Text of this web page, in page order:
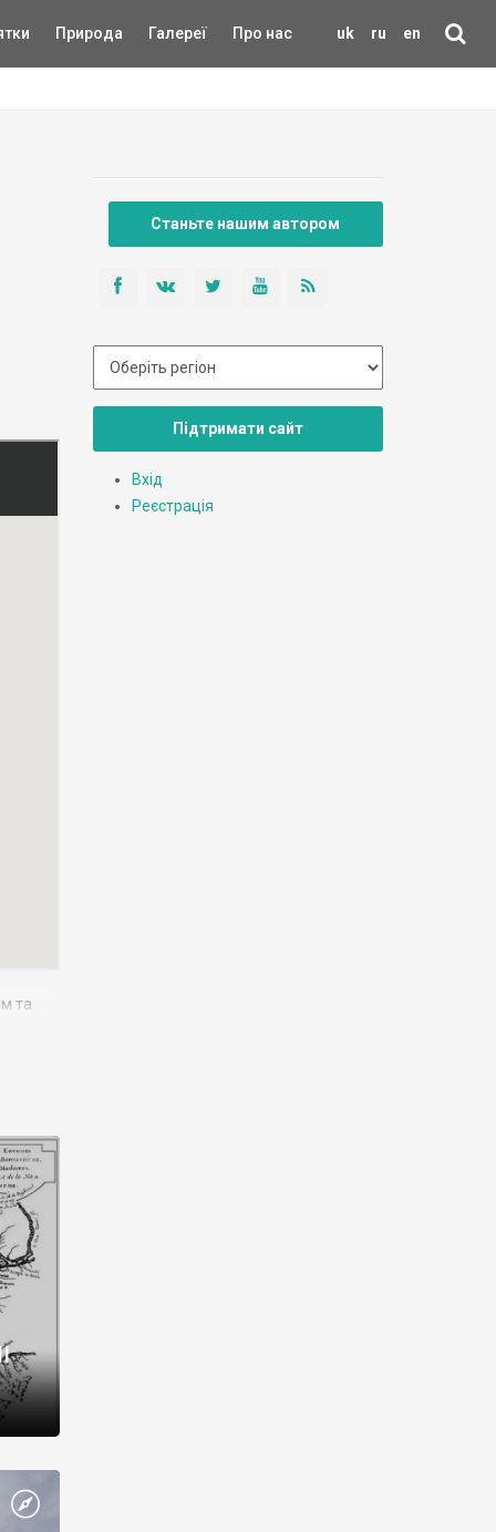
uk ru en
Природа Галереї Про нас
та
Станьте нашим автором
Підтримати сайт
Вхід
Реєстрація